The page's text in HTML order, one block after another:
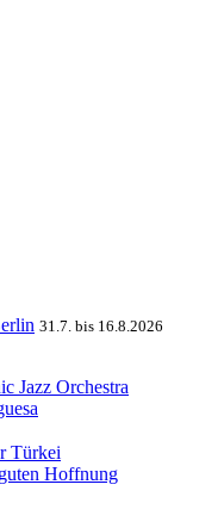
31.7. bis 16.8.2026
Jazz Or­chestra
Türkei
Hoff­nung